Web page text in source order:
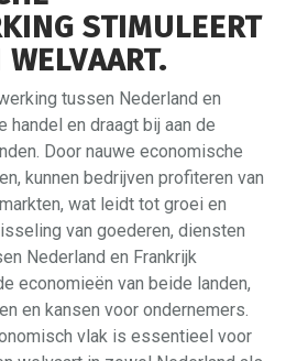
STIMULEERT
tussen Nederland en
handel en draagt bij aan de
Door nauwe economische
kunnen bedrijven profiteren van
wat leidt tot groei en
van goederen, diensten
Nederland en Frankrijk
economieën van beide landen,
en kansen voor ondernemers.
vlak is essentieel voor